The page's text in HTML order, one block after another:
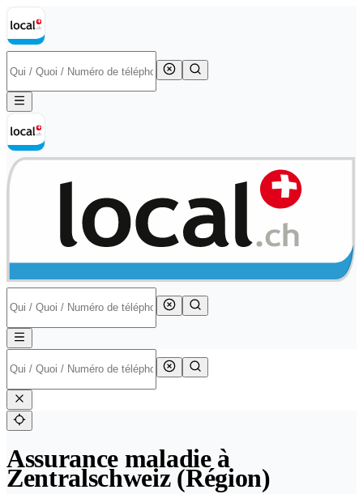
Assurance maladie à
Zentralschweiz (Région)